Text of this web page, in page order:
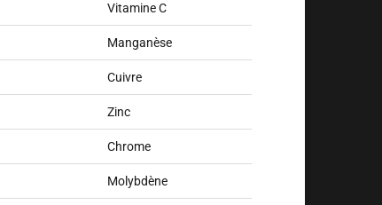
Vitamine C
Manganèse
Cuivre
Zinc
Chrome
Molybdène